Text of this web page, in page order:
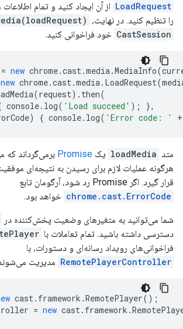
LoadRequest از آن ایجاد کنید و تمام
را تنظیم کنید. در نهایت،
CastSession خود فراخوانی کنید.
= new chrome.cast.media.MediaInfo(
new chrome.cast.media. LoadRequest(
(request). then(
console. log( 'Load succeed' );
},
) { console. log( 'Error code: ' +
متد loadMedia یک Promise برمی‌گرداند که
هرگونه عملیات لازم برای رسیدن به نتیجه‌ای
قرار گیرد. اگر Promise رد شود، آرگومان تابع
chrome.cast.ErrorCode خواهد بود.
شما می‌توانید به متغیرهای وضعیت پخش‌کننده در
دسترسی داشته باشید. تمام تعاملات با
فراخوانی‌های رویداد رسانه‌ای و دستورات، با
RemotePlayerController مدیریت
cast. framework .RemotePlayer();
= new cast. framework .